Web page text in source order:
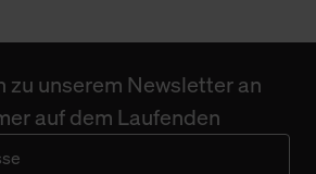
zu unserem Newsletter an
auf dem Laufenden